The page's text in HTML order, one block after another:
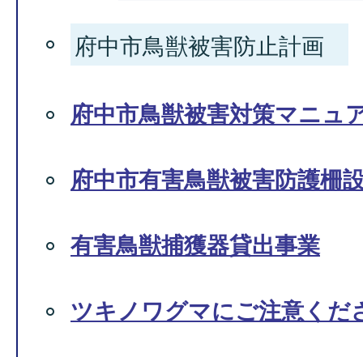
府中市鳥獣被害防止計画
府中市鳥獣被害対策マニュ
府中市有害鳥獣被害防護柵
有害鳥獣捕獲器貸出事業
ツキノワグマにご注意くだ